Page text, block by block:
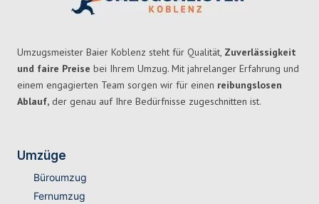
Umzugsmeister Baier Koblenz steht für Qualität, Zuverlässigkeit
und faire Preise bei Ihrem Umzug. Mit jahrelanger Erfahrung und
einem engagierten Team sorgen wir für einen reibungslosen
Ablauf, der genau auf Ihre Bedürfnisse zugeschnitten ist.
Umzüge
Büroumzug
Fernumzug